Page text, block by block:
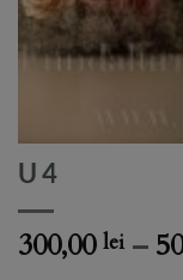
U 4
300,00 lei –